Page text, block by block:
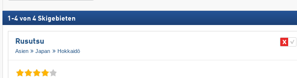
1 -4 von 4 Skigebieten
Rusutsu
Asien Japan Hokkaidō